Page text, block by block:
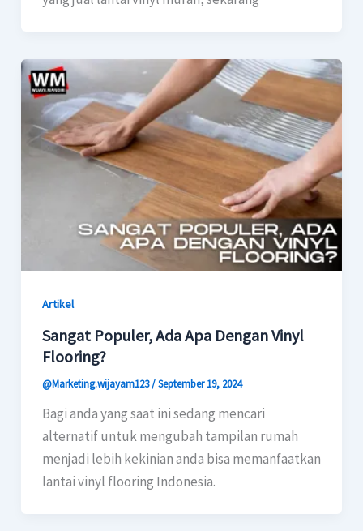
Artikel
Sangat Populer, Ada Apa Dengan Vinyl
Flooring?
@Marketing.wijayam123/September 19, 2024
Bagi anda yang saat ini sedang mencari
alternatif untuk mengubah tampilan rumah
menjadi lebih kekinian anda bisa memanfaatkan
lantai vinyl flooring Indonesia.